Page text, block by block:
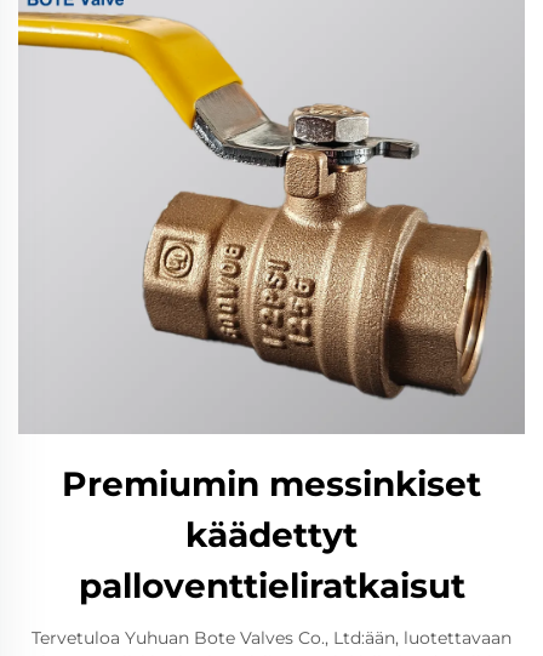
Premiumin messinkiset
käädettyt
palloventtieliratkaisut
Tervetuloa Yuhuan Bote Valves Co., Ltd:ään, luotettavaan